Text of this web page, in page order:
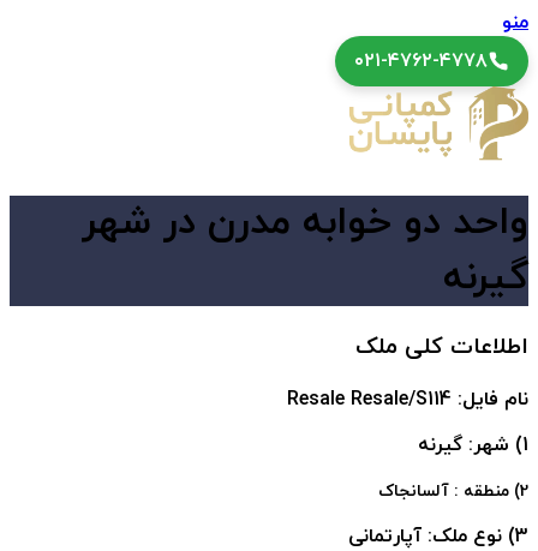
منو
۰۲۱-۴۷۶۲-۴۷۷۸
واحد دو خوابه مدرن در شهر
گیرنه
اطلاعات کلی ملک
نام فایل: Resale Resale/S114
1) شهر: گیرنه
2) منطقه : آلسانجاک
3) نوع ملک: آپارتمانی